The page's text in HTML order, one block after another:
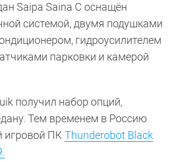
Saipa Saina C оснащён
системой, двумя подушками
гидроусилителем
парковки и камерой
получил набор опций,
Тем временем в Россию
игровой ПК Thunderobot Black